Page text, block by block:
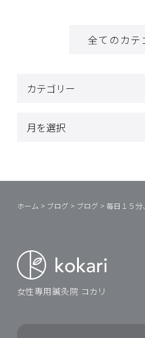
全てのカテ
ホーム > ブログ > ブログ > 毎日１５
女性専用鍼灸院 コカリ